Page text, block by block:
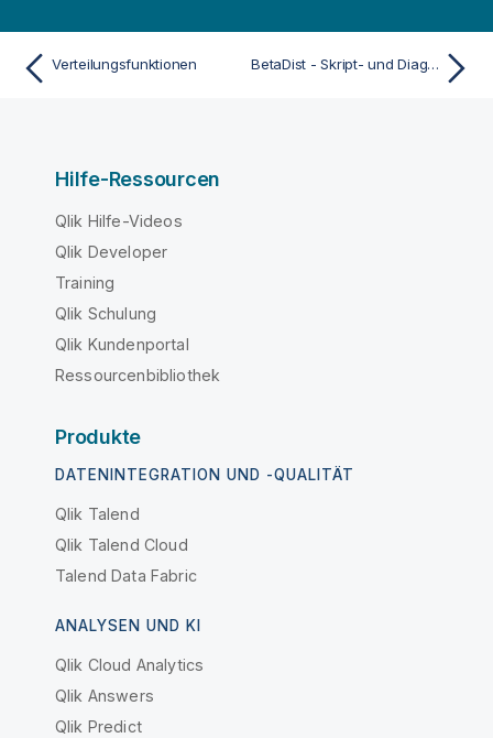
Verteilungsfunktionen BetaDist - Skript- und Diagrammfunktion
Hilfe-Ressourcen
Qlik Hilfe-Videos
Qlik Developer
Training
Qlik Schulung
Qlik Kundenportal
Ressourcenbibliothek
Produkte
DATENINTEGRATION UND -QUALITÄT
Qlik Talend
Qlik Talend Cloud
Talend Data Fabric
ANALYSEN UND KI
Qlik Cloud Analytics
Qlik Answers
Qlik Predict